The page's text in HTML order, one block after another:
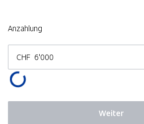
Anzahlung
CHF
Weiter